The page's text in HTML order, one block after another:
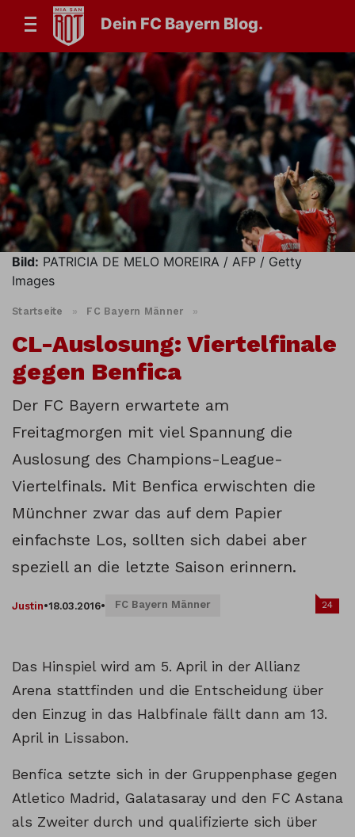
Dein FC Bayern Blog.
Bild: PATRICIA DE MELO MOREIRA / AFP / Getty
Images
Startseite » FC Bayern Männer »
CL-Auslosung: Viertelfinale
gegen Benfica
Der FC Bayern erwartete am
Freitagmorgen mit viel Spannung die
Auslosung des Champions-League-
Viertelfinals. Mit Benfica erwischten die
Münchner zwar das auf dem Papier
einfachste Los, sollten sich dabei aber
speziell an die letzte Saison erinnern.
Justin•18.03.2016• FC Bayern Männer 24
Das Hinspiel wird am 5. April in der Allianz
Arena stattfinden und die Entscheidung über
den Einzug in das Halbfinale fällt dann am 13.
April in Lissabon.
Benfica setzte sich in der Gruppenphase gegen
Atletico Madrid, Galatasaray und den FC Astana
als Zweiter durch und qualifizierte sich über